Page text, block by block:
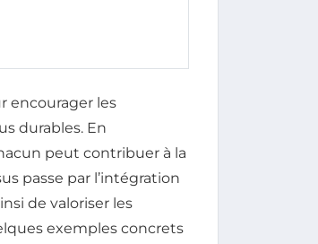
encourager les
durables. En
peut contribuer à la
passe par l’intégration
de valoriser les
exemples concrets